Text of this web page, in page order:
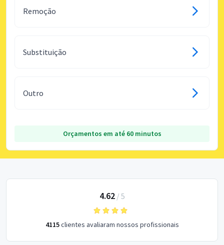
Remoção
Substituição
Outro
Orçamentos em até 60 minutos
4.62/ 5
4115clientes avaliaram nossos profissionais